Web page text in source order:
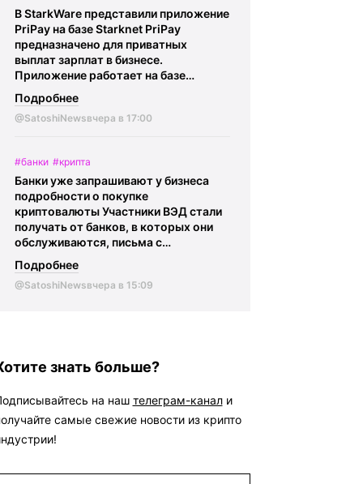
от общего предложения. Optimism
Foundation подчеркнул, что эти
токены уже предусмотрены
первоначальной моделью
распределения.@SatoshiNews -
главное о крипте Криптокарта | eSIM
|
BingX
В StarkWare представили приложение
PriPay на базе Starknet PriPay
предназначено для приватных
выплат зарплат в бизнесе.
Приложение работает на базе
STRK20.
крипте Криптокарта | eSIM |
Подробнее
@SatoshiNewsвчера в 17:00
#банки #крипта
Банки уже запрашивают у бизнеса
подробности о покупке
криптовалюты Участники ВЭД стали
получать от банков, в которых они
обслуживаются, письма с
требованием предоставить
информацию касаемо: • Бизнеса и
своих контрагентов • Экономической
запросы получают даже те участники
быть лицензированы.@SatoshiNews
- главное о крипте Криптокарта |
eSIM |
BingX
Подробнее
@SatoshiNewsвчера в 15:09
знать больше?
на наш телеграм-канали
самые свежие новости из крипто